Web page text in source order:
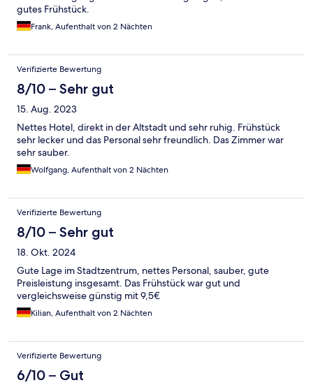
gutes Frühstück.
Frank, Aufenthalt von 2 Nächten
Verifizierte Bewertung
8/10 – Sehr gut
15. Aug. 2023
Nettes Hotel, direkt in der Altstadt und sehr ruhig. Frühstück
sehr lecker und das Personal sehr freundlich. Das Zimmer war
sehr sauber.
Wolfgang, Aufenthalt von 2 Nächten
Verifizierte Bewertung
8/10 – Sehr gut
18. Okt. 2024
Gute Lage im Stadtzentrum, nettes Personal, sauber, gute
Preisleistung insgesamt. Das Frühstück war gut und
vergleichsweise günstig mit 9,5€
Kilian, Aufenthalt von 2 Nächten
Verifizierte Bewertung
6/10 – Gut